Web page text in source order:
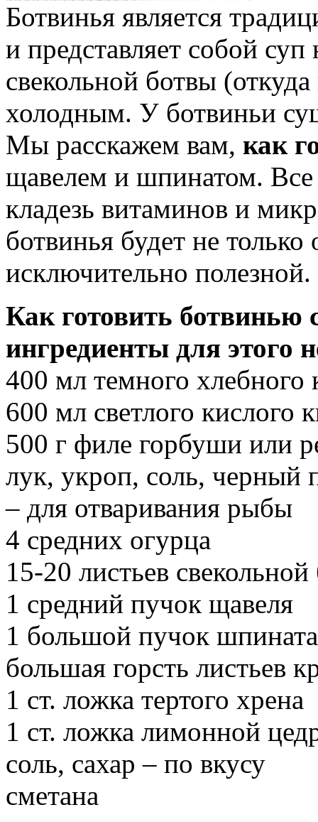
Ботвинья является
и представляет собой
свекольной ботвы
холодным. У ботвиньи
Мы расскажем вам, как
щавелем и шпинатом. Все
кладезь витаминов и
ботвинья будет не
исключительно полезной.
Как готовить ботвинью
ингредиенты для этого
400 мл темного хлебного
600 мл светлого кислого
500 г филе горбуши или
лук, укроп, соль, черный
– для отваривания рыбы
4 средних огурца
15-20 листьев
1 средний пучок щавеля
1 большой пучок шпината
большая горсть листьев
1 ст. ложка тертого хрена
1 ст. ложка лимонной
соль, сахар – по вкусу
сметана